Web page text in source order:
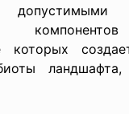
допустимыми
которых